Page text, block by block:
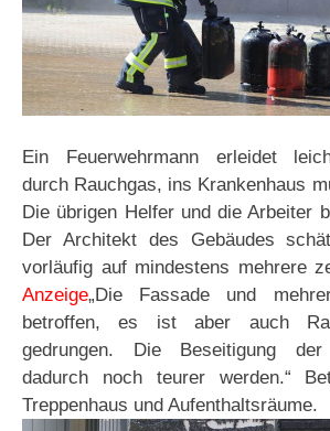
Ein Feuerwehrmann erleidet
durch Rauchgas, ins Krankenhaus
Die übrigen Helfer und die Arbeiter
Der Architekt des Gebäudes
vorläufig auf mindestens mehrere
Anzeige„Die Fassade und
betroffen, es ist aber auch
gedrungen. Die Beseitigung
dadurch noch teurer werden.“
Treppenhaus und Aufenthaltsräume.